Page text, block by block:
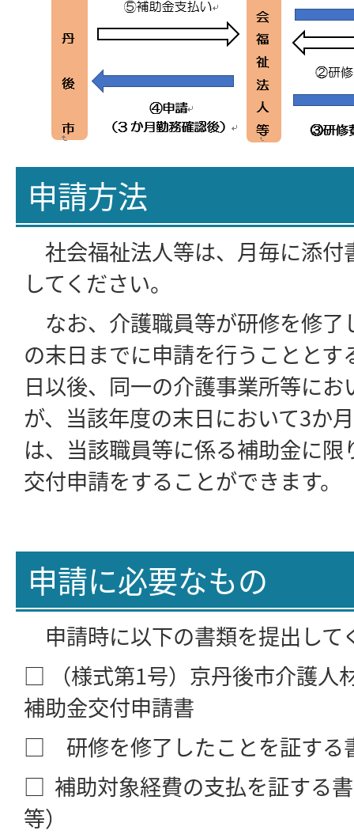
申請方法
社会福祉法人等は、月毎に添付
してください。
なお、介護職員等が研修を修了
の末日までに申請を行うこととす
日以後、同一の介護事業所等に
が、当該年度の末日において3か
は、当該職員等に係る補助金に
交付申請をすることができます。
申請に必要なもの
申請時に以下の書類を提出して
□ （様式第1号）京丹後市介護人
補助金交付申請書
□ 研修を修了したことを証する
□ 補助対象経費の支払を証する
等）